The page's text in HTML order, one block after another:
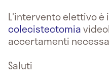
L'intervento elettivo è
colecistectomia
accertamenti
Saluti